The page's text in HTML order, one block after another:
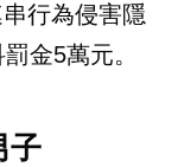
行為侵害隱
金5萬元。
子